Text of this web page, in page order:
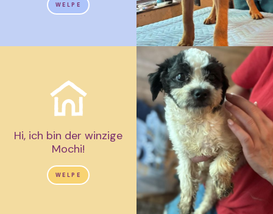
WELPE
Hi, ich bin der winzige
Mochi!
WELPE